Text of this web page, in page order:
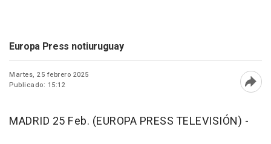
Europa Press notiuruguay
Martes, 25 febrero 2025
Publicado: 15:12
MADRID 25 Feb. (EUROPA PRESS TELEVISIÓN) -